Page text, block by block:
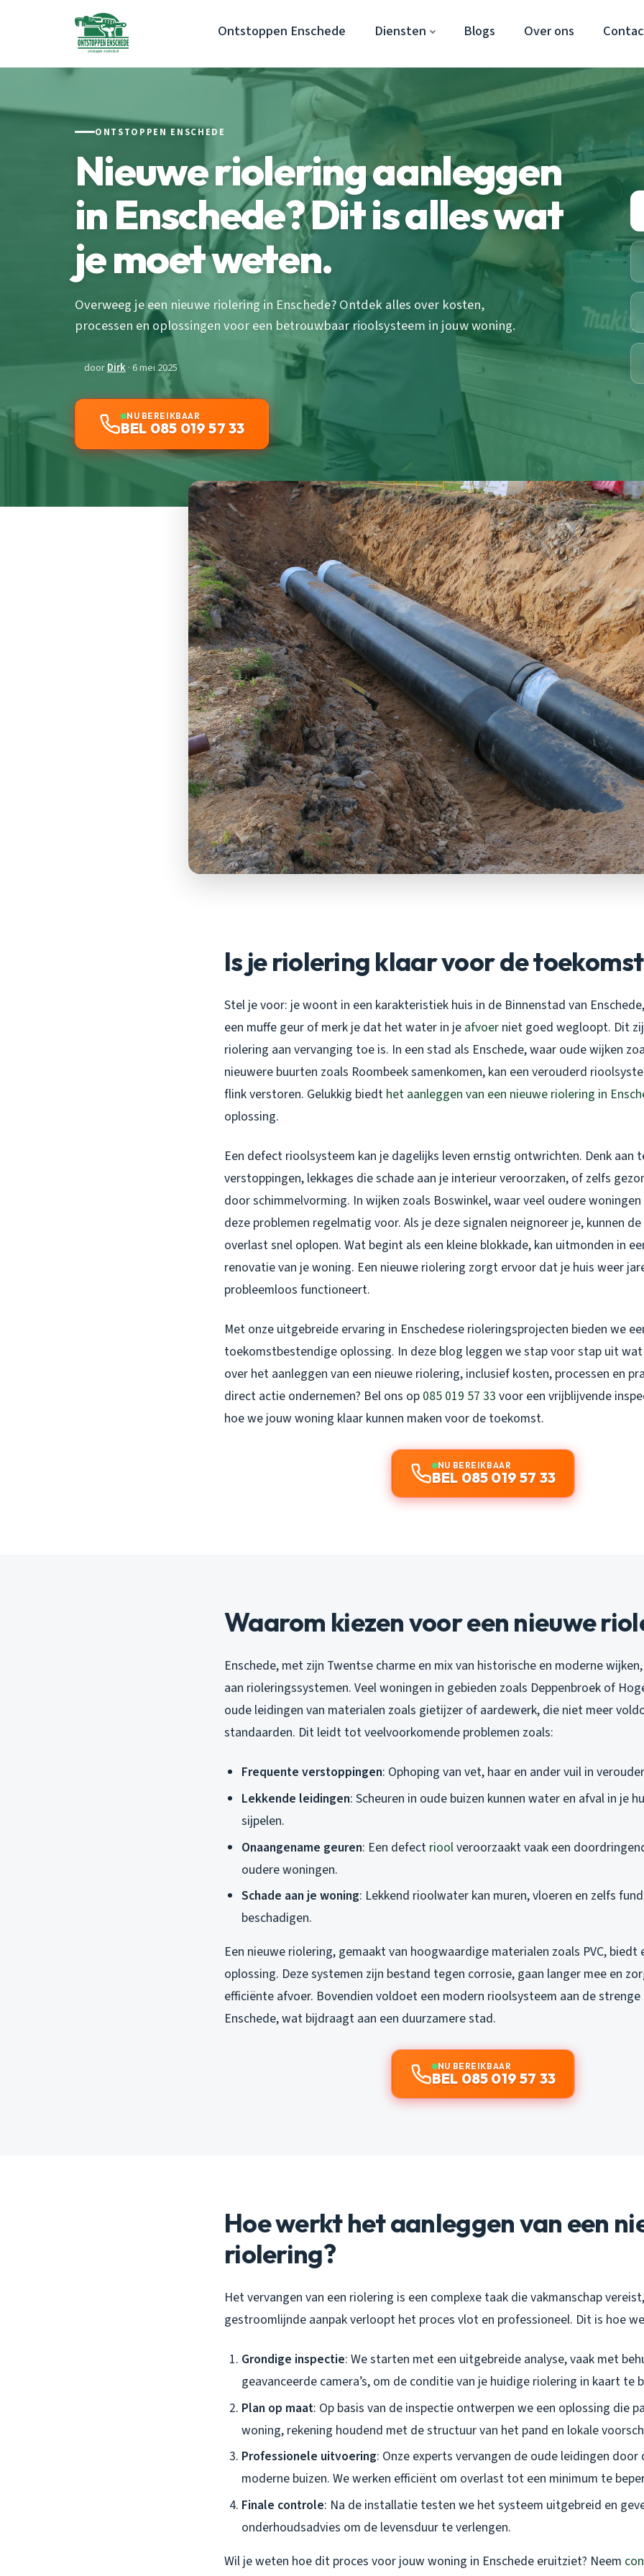
Ontstoppen Enschede Diensten Blogs Over ons
ONTSTOPPEN ENSCHEDE
Nieuwe riolering aanleggen
in Enschede? Dit is alles wat
je moet weten.
Overweeg je een nieuwe riolering in Enschede? Ontdek alles over kosten,
processen en oplossingen voor een betrouwbaar rioolsysteem in jouw woning.
doorDirk· 6 mei 2025
NU BEREIKBAAR
BEL 085 019 57 33
Is je riolering klaar voor de
Stel je voor: je woont in een karakteristiek huis in de Binnenstad van
een muffe geur of merk je dat het water in je afvoer niet goed wegloopt. Dit
riolering aan vervanging toe is. In een stad als Enschede, waar oude wijken
nieuwere buurten zoals Roombeek samenkomen, kan een verouderd
flink verstoren. Gelukkig biedt het aanleggen van een nieuwe riolering in
oplossing.
Een defect rioolsysteem kan je dagelijks leven ernstig ontwrichten. Denk aan
verstoppingen, lekkages die schade aan je interieur veroorzaken, of zelfs
door schimmelvorming. In wijken zoals Boswinkel, waar veel oudere
deze problemen regelmatig voor. Als je deze signalen neignoreer je, kunnen
overlast snel oplopen. Wat begint als een kleine blokkade, kan uitmonden in
renovatie van je woning. Een nieuwe riolering zorgt ervoor dat je huis weer
probleemloos functioneert.
Met onze uitgebreide ervaring in Enschedese rioleringsprojecten bieden we
toekomstbestendige oplossing. In deze blog leggen we stap voor stap uit
over het aanleggen van een nieuwe riolering, inclusief kosten, processen en
direct actie ondernemen? Bel ons op 085 019 57 33 voor een vrijblijvende
hoe we jouw woning klaar kunnen maken voor de toekomst.
NU BEREIKBAAR
BEL 085 019 57 33
Waarom kiezen voor een nieuwe
Enschede, met zijn Twentse charme en mix van historische en moderne
aan rioleringssystemen. Veel woningen in gebieden zoals Deppenbroek of
oude leidingen van materialen zoals gietijzer of aardewerk, die niet meer
standaarden. Dit leidt tot veelvoorkomende problemen zoals:
Frequente verstoppingen: Ophoping van vet, haar en ander vuil in
Lekkende leidingen: Scheuren in oude buizen kunnen water en afval in je
sijpelen.
Onaangename geuren: Een defect rioolveroorzaakt vaak een
oudere woningen.
Schade aan je woning: Lekkend rioolwater kan muren, vloeren en zelfs
beschadigen.
Een nieuwe riolering, gemaakt van hoogwaardige materialen zoals PVC, biedt
oplossing. Deze systemen zijn bestand tegen corrosie, gaan langer mee en
efficiënte afvoer. Bovendien voldoet een modern rioolsysteem aan de
Enschede, wat bijdraagt aan een duurzamere stad.
NU BEREIKBAAR
BEL 085 019 57 33
Hoe werkt het aanleggen van een
riolering?
Het vervangen van een riolering is een complexe taak die vakmanschap
gestroomlijnde aanpak verloopt het proces vlot en professioneel. Dit is hoe
Grondige inspectie: We starten met een uitgebreide analyse, vaak met
geavanceerde camera’s, om de conditie van je huidige riolering in kaart te
Plan op maat: Op basis van de inspectie ontwerpen we een oplossing die
woning, rekening houdend met de structuur van het pand en lokale
Professionele uitvoering: Onze experts vervangen de oude leidingen door
moderne buizen. We werken efficiënt om overlast tot een minimum te
Finale controle: Na de installatie testen we het systeem uitgebreid en
onderhoudsadvies om de levensduur te verlengen.
Wil je weten hoe dit proces voor jouw woning in Enschede eruitziet? Neem